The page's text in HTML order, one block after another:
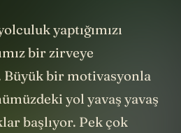
yaptığımızı
bir zirveye
Büyük bir motivasyonla
yol yavaş yavaş
başlıyor. Pek çok